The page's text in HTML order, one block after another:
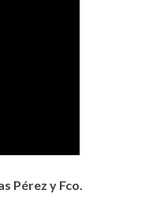
Pérez y Fco.